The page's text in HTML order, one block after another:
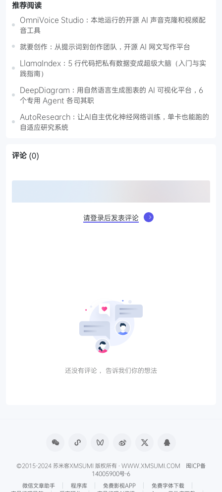
推荐阅读
OmniVoice Studio：本地运行的开源 AI 声音克隆和视频配
音工具
就要创作：从提示词到创作团队，开源 AI 网文写作平台
LlamaIndex：5 行代码把私有数据变成超级大脑（入门与实
践指南）
DeepDiagram：用自然语言生成图表的 AI 可视化平台，6
个专用 Agent 各司其职
AutoResearch：让AI自主优化神经网络训练，单卡也能跑的
自适应研究系统
评论 (0)
请登录后发表评论
还没有评论， 告诉我们你的想法
©2015-2024 苏米客XMSUMI 版权所有 · WWW.XMSUMI.COM 闽ICP备
14005900号-6
微信文章助手
程序库 免费影视APP
免费字体下载